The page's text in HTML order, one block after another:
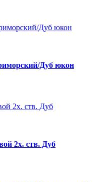
Дуб юкон
2х. ств. Дуб